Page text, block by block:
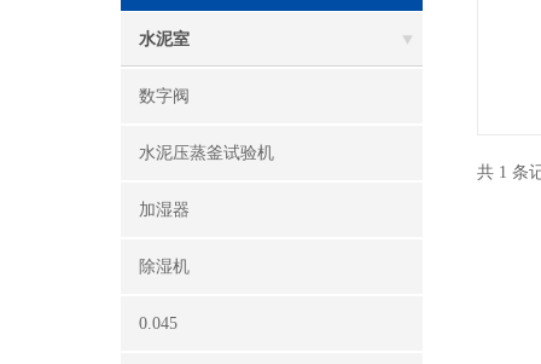
水泥室
数字阀
水泥压蒸釜试验机
加湿器
除湿机
0.045
共 1 条